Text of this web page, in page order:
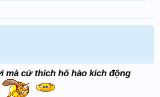
mà cứ thích hô hào kích động